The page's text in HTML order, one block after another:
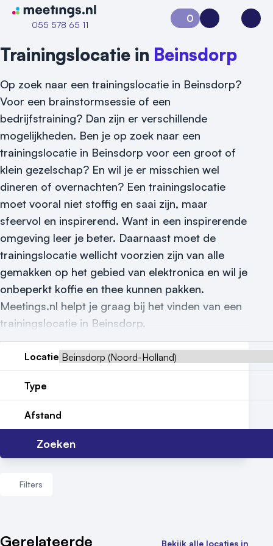
Naar home van Meetings
055 578 65 11
Vraag locatie aan
Locatiegids
Meld locatie aan
Nieuws
Reviews (5⭐️)
Contact
0
Aanvraag 0Inloggen
Trainingslocatie in Beinsdorp
Op zoek naar een trainingslocatie in Beinsdorp?
Voor een brainstormsessie of een
bedrijfstraining? Dan zijn er verschillende
mogelijkheden. Ben je op zoek naar een
trainingslocatie in Beinsdorp voor een groot of
klein gezelschap? En wil je er misschien wel
dineren of overnachten? Een trainingslocatie
moet vooral niet stoffig en saai zijn, maar
sfeervol en inspirerend. Want in een inspirerende
omgeving leer je beter. Daarnaast moet de
trainingslocatie wellicht voorzien zijn van alle
gemakken op het gebied van elektronica en wil je
onbeperkt koffie en thee kunnen pakken.
Meetings.nl helpt je graag bij het vinden van een
trainingslocatie in Beinsdorp.
Locatie
Type
Afstand
Zoeken
Filters
Aantal zalen
Gerelateerde
Bekijk alle locaties in